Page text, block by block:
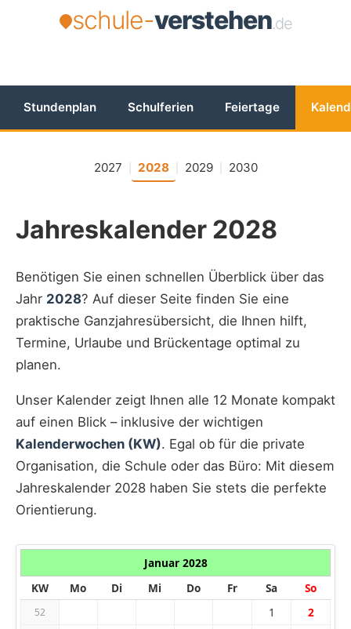
schule-verstehen.de
Stundenplan Schulferien Feiertage
2027 2028 2029 2030
Jahreskalender 2028
Benötigen Sie einen schnellen Überblick über das
Jahr 2028? Auf dieser Seite finden Sie eine
praktische Ganzjahresübersicht, die Ihnen hilft,
Termine, Urlaube und Brückentage optimal zu
planen.
Unser Kalender zeigt Ihnen alle 12 Monate kompakt
auf einen Blick – inklusive der wichtigen
Kalenderwochen (KW). Egal ob für die private
Organisation, die Schule oder das Büro: Mit diesem
Jahreskalender 2028 haben Sie stets die perfekte
Orientierung.
Januar 2028
KW
Mo Di Mi Do Fr Sa So
52 1 2